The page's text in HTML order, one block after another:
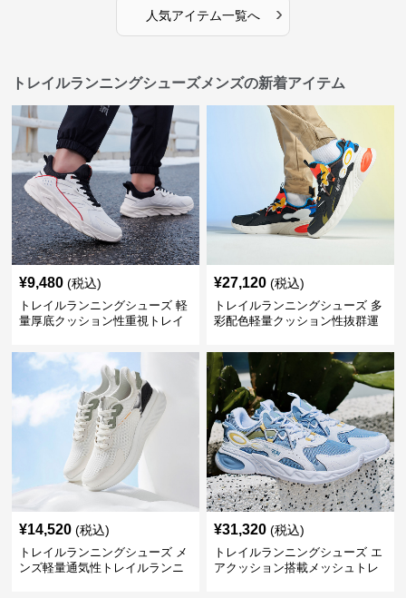
人気アイテム一覧へ ›
トレイルランニングシューズメンズの新着アイテム
¥9,480 (税込)
トレイルランニングシューズ 軽
量厚底クッション性重視トレイ
¥27,120 (税込)
トレイルランニングシューズ 多
彩配色軽量クッション性抜群運
¥14,520 (税込)
トレイルランニングシューズ メ
ンズ軽量通気性トレイルランニ
¥31,320 (税込)
トレイルランニングシューズ エ
アクッション搭載メッシュトレ